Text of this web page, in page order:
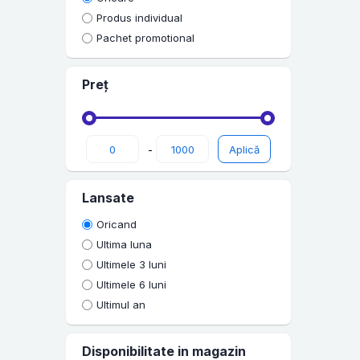
Carti in limba engleza
Pop Culture
Carti Sociologie
Carti fictiune
Religie
Dezvoltare personala
Memorii, biografii si jurnale
Carti pentru copii
Carti de dragoste
Produs individual
Pachet promotional
Preț
-
Lansate
Oricand
Ultima luna
Ultimele 3 luni
Ultimele 6 luni
Ultimul an
Disponibilitate in magazin